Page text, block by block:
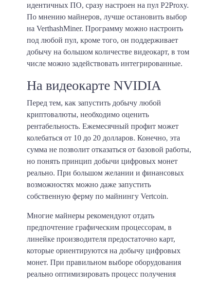
идентичных ПО, сразу настроен на пул P2Proxy.
По мнению майнеров, лучше остановить выбор
на VerthashMiner. Программу можно настроить
под любой пул, кроме того, он поддерживает
добычу на большом количестве видеокарт, в том
числе можно задействовать интегрированные.
На видеокарте NVIDIA
Перед тем, как запустить добычу любой
криптовалюты, необходимо оценить
рентабельность. Ежемесячный профит может
колебаться от 10 до 20 долларов. Конечно, эта
сумма не позволит отказаться от базовой работы,
но понять принцип добычи цифровых монет
реально. При большом желании и финансовых
возможностях можно даже запустить
собственную ферму по майнингу Vertcoin.
Многие майнеры рекомендуют отдать
предпочтение графическим процессорам, в
линейке производителя предостаточно карт,
которые ориентируются на добычу цифровых
монет. При правильном выборе оборудования
реально оптимизировать процесс получения